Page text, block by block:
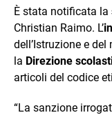
È stata notificata la
Christian Raimo. L’
dell’Istruzione e del
la Direzione
articoli del codice
“La sanzione